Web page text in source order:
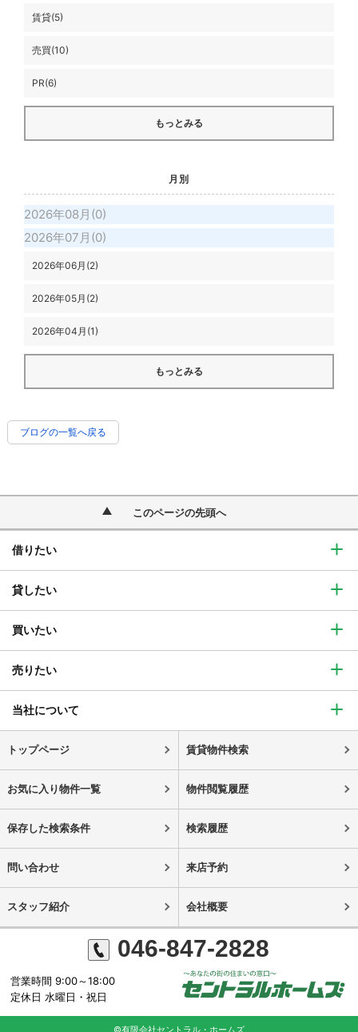
賃貸(5)
売買(10)
PR(6)
もっとみる
月別
2026年08月(0)
2026年07月(0)
2026年06月(2)
2026年05月(2)
2026年04月(1)
もっとみる
ブログの一覧へ戻る
このページの先頭へ
借りたい
貸したい
買いたい
売りたい
当社について
トップページ 賃貸物件検索
お気に入り物件一覧 物件閲覧履歴
保存した検索条件 検索履歴
問い合わせ 来店予約
スタッフ紹介 会社概要
046-847-2828
営業時間 9:00～18:00
定休日 水曜日・祝日
©有限会社セントラル・ホームズ